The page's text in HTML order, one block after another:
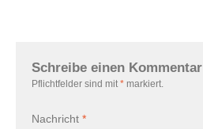
Schreibe einen Kommentar
Pflichtfelder sind mit * markiert.
Nachricht *